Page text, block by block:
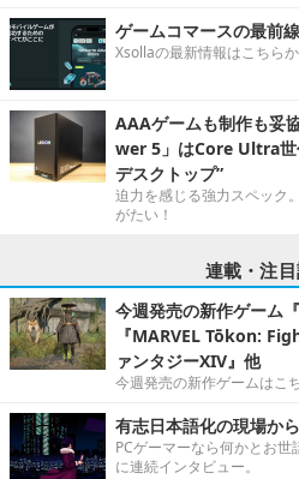
ゲームコマースの最前
Xsollaの最新情報はこちらか
AAAゲームも制作も妥
wer 5」はCore Ultra世
デスクトップ”
迫力を感じる強力スペック
がたい！
連載・注
今週発売の新作ゲーム
『MARVEL Tōkon:
ァンタジーXIV』他
今週発売の新作ゲームはこち
有志日本語化の現場から
PCゲーマーなら何かとお
に連続インタビュー。